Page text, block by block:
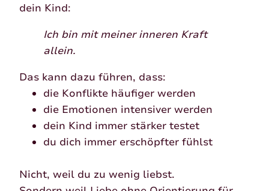
dein Kind:
Ich bin mit meiner inneren Kraft
allein.
Das kann dazu führen, dass:
die Konflikte häufiger werden
die Emotionen intensiver werden
dein Kind immer stärker testet
du dich immer erschöpfter fühlst
Nicht, weil du zu wenig liebst.